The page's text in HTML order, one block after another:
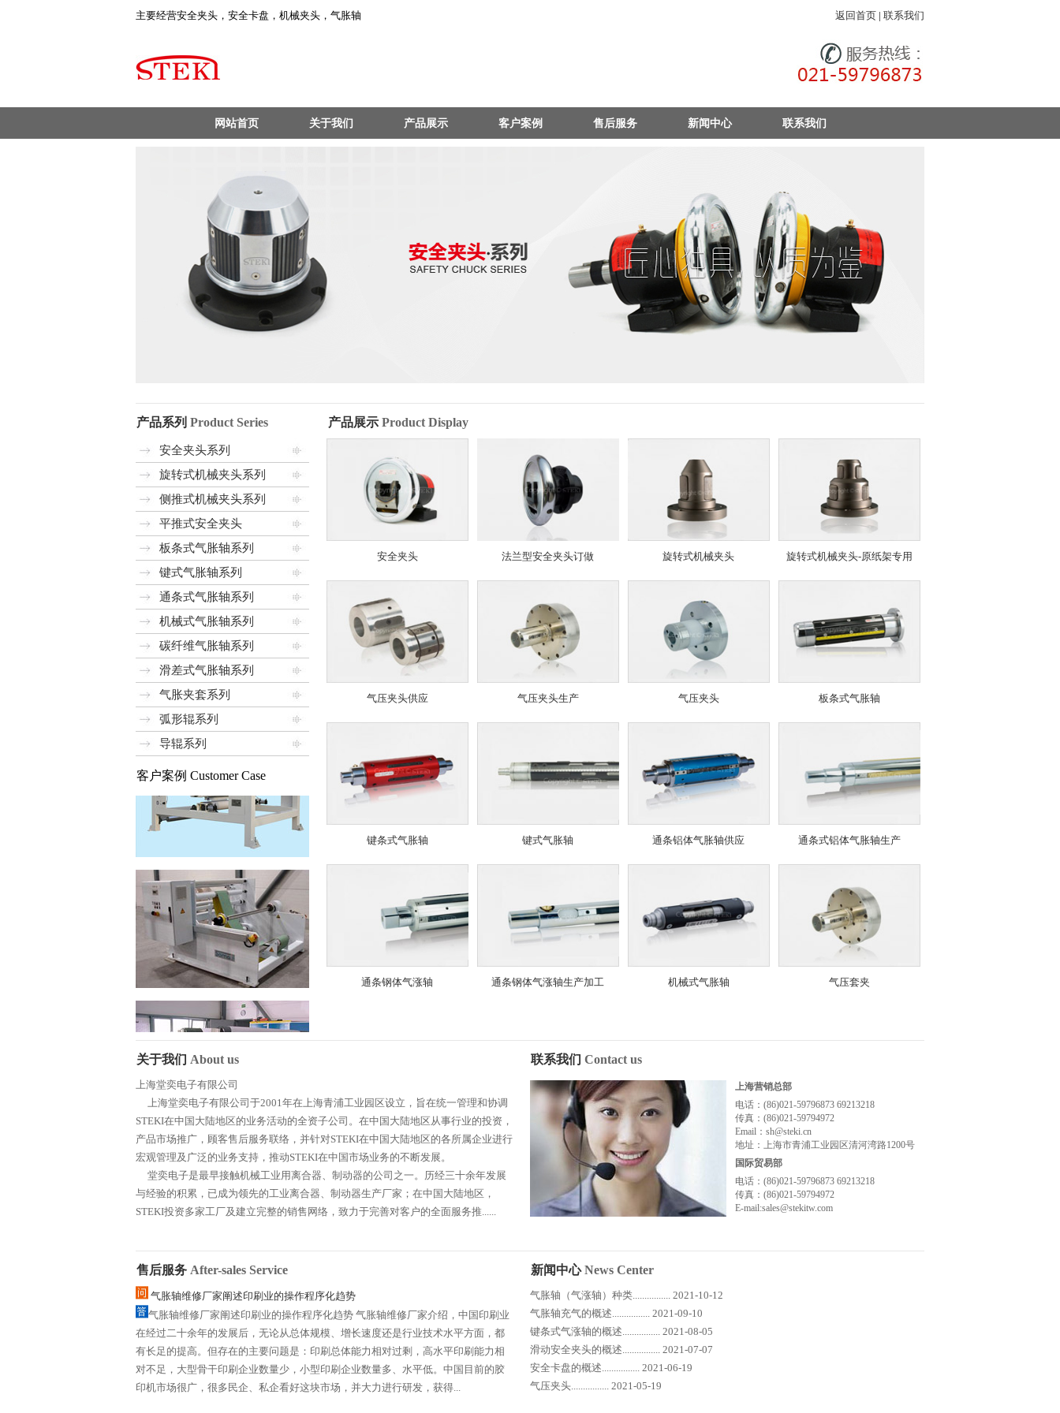
主要经营安全夹头，安全卡盘，机械夹头，气胀轴 返回首页 | 联系我们
网站首页 关于我们 产品展示 客户案例 售后服务 新闻中心 联系我们
产品系列 Product Series
安全夹头系列
旋转式机械夹头系列
侧推式机械夹头系列
平推式安全夹头
板条式气胀轴系列
键式气胀轴系列
通条式气胀轴系列
机械式气胀轴系列
碳纤维气胀轴系列
滑差式气胀轴系列
气胀夹套系列
弧形辊系列
导辊系列
客户案例 Customer Case
产品展示 Product Display
安全夹头 法兰型安全夹头订做 旋转式机械夹头 旋转式机械夹头-原纸架专用
气压夹头供应 气压夹头生产 气压夹头 板条式气胀轴
键条式气胀轴 键式气胀轴 通条铝体气胀轴供应 通条式铝体气胀轴生产
通条钢体气涨轴 通条钢体气涨轴生产加工 机械式气胀轴 气压套夹
关于我们 About us
上海堂奕电子有限公司
上海堂奕电子有限公司于2001年在上海青浦工业园区设立，旨在统一管理和协调
STEKI在中国大陆地区的业务活动的全资子公司。在中国大陆地区从事行业的投资，
产品市场推广，顾客售后服务联络，并针对STEKI在中国大陆地区的各所属企业进行
宏观管理及广泛的业务支持，推动STEKI在中国市场业务的不断发展。
堂奕电子是最早接触机械工业用离合器、制动器的公司之一。历经三十余年发展
与经验的积累，已成为领先的工业离合器、制动器生产厂家；在中国大陆地区，
STEKI投资多家工厂及建立完整的销售网络，致力于完善对客户的全面服务推......
联系我们 Contact us
上海营销总部
电话：(86)021-59796873 69213218
传真：(86)021-59794972
Email：sh@steki.cn
地址：上海市青浦工业园区清河湾路1200号
国际贸易部
电话：(86)021-59796873 69213218
传真：(86)021-59794972
E-mail:sales@stekitw.com
售后服务 After-sales Service
气胀轴维修厂家阐述印刷业的操作程序化趋势
气胀轴维修厂家阐述印刷业的操作程序化趋势 气胀轴维修厂家介绍，中国印刷业
在经过二十余年的发展后，无论从总体规模、增长速度还是行业技术水平方面，都
有长足的提高。但存在的主要问题是：印刷总体能力相对过剩，高水平印刷能力相
对不足，大型骨干印刷企业数量少，小型印刷企业数量多、水平低。中国目前的胶
印机市场很广，很多民企、私企看好这块市场，并大力进行研发，获得...
新闻中心News Center
气胀轴（气涨轴）种类................ 2021-10-12
气胀轴充气的概述................ 2021-09-10
键条式气涨轴的概述................ 2021-08-05
滑动安全夹头的概述................ 2021-07-07
安全卡盘的概述................ 2021-06-19
气压夹头................ 2021-05-19